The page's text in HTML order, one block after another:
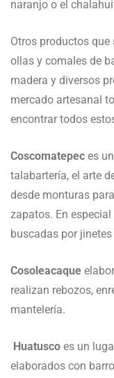
naranjo o el
Otros productos que
ollas y comales de
madera y diversos
mercado artesanal
encontrar todos
Coscomatepec es
talabartería, el arte
desde monturas
zapatos. En
buscadas por
Cosoleacaque
realizan rebozos,
mantelería.
Huatusco es un
elaborados con